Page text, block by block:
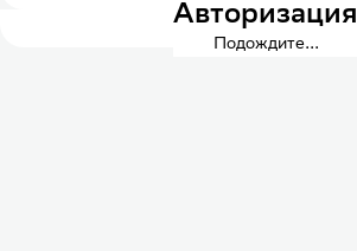
Авторизация
Подождите...